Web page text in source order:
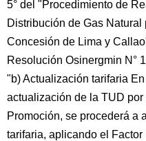
5° del "Procedimiento de
Distribución de Gas
Concesión de Lima y
Resolución Osinergmin N°
"b) Actualización tarifaria
actualización de la TUD
Promoción, se procederá a
tarifaria, aplicando el